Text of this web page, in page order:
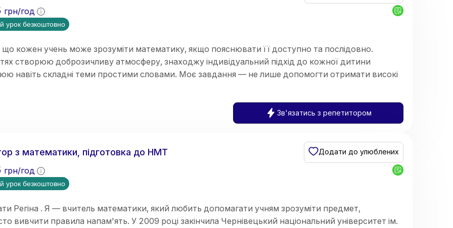
грн/год
урок безкоштовно
кожен учень може зрозуміти математику, якщо пояснювати її доступно та послідовно.
створюю доброзичливу атмосферу, знаходжу індивідуальний підхід до кожної дитини
навіть складні теми простими словами. Моє завдання — не лише допомогти отримати високі
педагогічного стажу. Працюю вчителем математики в закладі загальної середньої освіти.
досвід проведення індивідуальних занять з учнями. Працюю з учнями 5–11 класів,
Зв'язатись з репетитором
з математики, підготовка до НМТ Додати до улюблених
грн/год
урок безкоштовно
Регіна . Я — вчитель математики, який любить допомагати учням зрозуміти предмет,
вивчити правила напам'ять. У 2009 році закінчила Чернівецький національний університет ім.